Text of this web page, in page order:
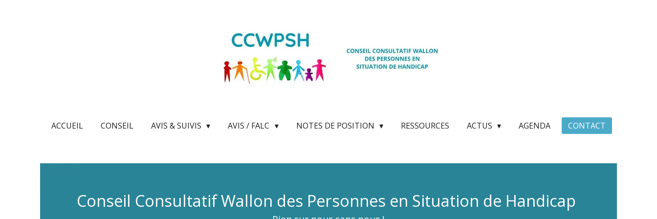
ACCUEIL CONSEIL AVIS & SUIVIS AVIS / FALC NOTES DE POSITION RESSOURCES ACTUS AGENDA CONTACT
Conseil Consultatif Wallon des Personnes en Situation de Handicap